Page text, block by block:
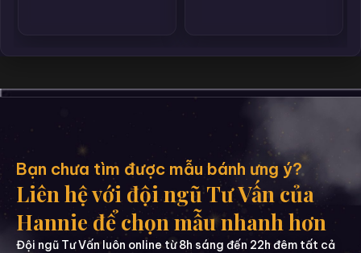
Bạn chưa tìm được mẫu bánh ưng ý?
Liên hệ với đội ngũ Tư Vấn của
Hannie để chọn mẫu nhanh hơn
Đội ngũ Tư Vấn luôn online từ 8h sáng đến 22h đêm tất cả